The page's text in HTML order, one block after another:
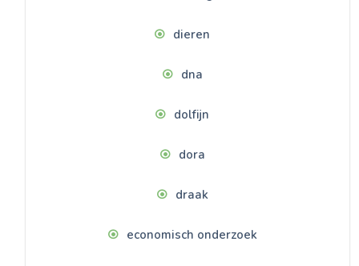
dieren
dna
dolfijn
dora
draak
economisch onderzoek